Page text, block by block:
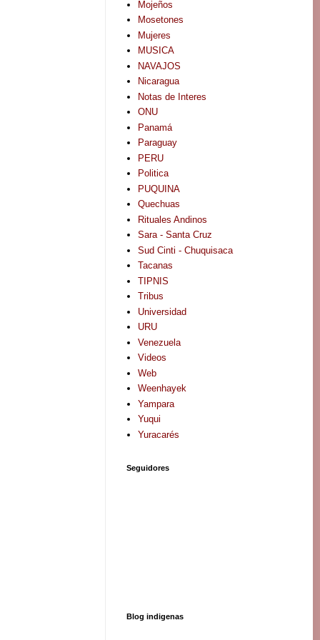
Mojeños
Mosetones
Mujeres
MUSICA
NAVAJOS
Nicaragua
Notas de Interes
ONU
Panamá
Paraguay
PERU
Politica
PUQUINA
Quechuas
Rituales Andinos
Sara - Santa Cruz
Sud Cinti - Chuquisaca
Tacanas
TIPNIS
Tribus
Universidad
URU
Venezuela
Videos
Web
Weenhayek
Yampara
Yuqui
Yuracarés
Seguidores
Blog indigenas